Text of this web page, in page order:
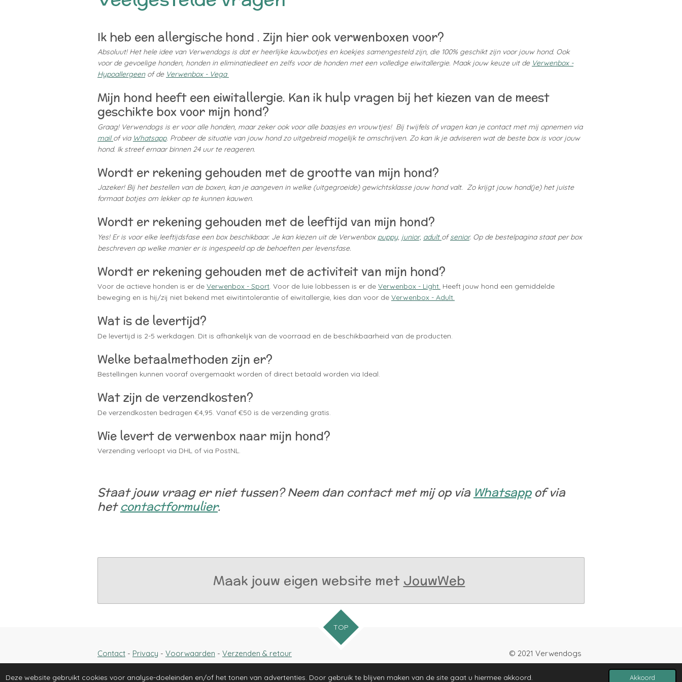
Deze website gebruikt cookies voor analyse-doeleinden en/of het tonen van advertenties. Door gebruik te blijven maken van de site gaat u hiermee akkoord. Akkoord
Ik heb een allergische hond . Zijn hier ook verwenboxen voor?
Absoluut! Het hele idee van Verwendogs is dat er heerlijke kauwbotjes en koekjes samengesteld zijn, die 100% geschikt zijn voor jouw hond. Ook
voor de gevoelige honden, honden in eliminatiedieet en zelfs voor de honden met een volledige eiwitallergie. Maak jouw keuze uit de Verwenbox -
Hypoallergeenof de Verwenbox - Vega
Mijn hond heeft een eiwitallergie. Kan ik hulp vragen bij het kiezen van de meest
geschikte box voor mijn hond?
Graag! Verwendogs is er voor alle honden, maar zeker ook voor alle baasjes en vrouwtjes! Bij twijfels of vragen kan je contact met mij opnemen via
mailof via Whatsapp. Probeer de situatie van jouw hond zo uitgebreid mogelijk te omschrijven. Zo kan ik je adviseren wat de beste box is voor jouw
hond. Ik streef ernaar binnen 24 uur te reageren.
Wordt er rekening gehouden met de grootte van mijn hond?
Jazeker! Bij het bestellen van de boxen, kan je aangeven in welke (uitgegroeide) gewichtsklasse jouw hond valt. Zo krijgt jouw hond(je) het juiste
formaat botjes om lekker op te kunnen kauwen.
Wordt er rekening gehouden met de leeftijd van mijn hond?
Yes! Er is voor elke leeftijdsfase een box beschikbaar. Je kan kiezen uit de Verwenbox puppy, junior, adult ofsenior. Op de bestelpagina staat per box
beschreven op welke manier er is ingespeeld op de behoeften per levensfase.
Wordt er rekening gehouden met de activiteit van mijn hond?
Voor de actieve honden is er de Verwenbox - Sport. Voor de luie lobbessen is er de Verwenbox - Light. Heeft jouw hond een gemiddelde
beweging en is hij/zij niet bekend met eiwitintolerantie of eiwitallergie, kies dan voor de Verwenbox - Adult.
Wat is de levertijd?
De levertijd is 2-5 werkdagen. Dit is afhankelijk van de voorraad en de beschikbaarheid van de producten.
Welke betaalmethoden zijn er?
Bestellingen kunnen vooraf overgemaakt worden of direct betaald worden via Ideal.
Wat zijn de verzendkosten?
De verzendkosten bedragen €4,95. Vanaf €50 is de verzending gratis.
Wie levert de verwenbox naar mijn hond?
Verzending verloopt via DHL of via PostNL.
Staat jouw vraag er niet tussen? Neem dan contact met mij op via Whatsappof via
hetcontactformulier.
Maak jouw eigen website met JouwWeb
TOP
Contact - Privacy - Voorwaarden - Verzenden & retour © 2021 Verwendogs
Powered byJouwWeb